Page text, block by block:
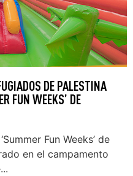
DE PALESTINA
FUN WEEKS’ DE
Fun Weeks’ de
en el campamento